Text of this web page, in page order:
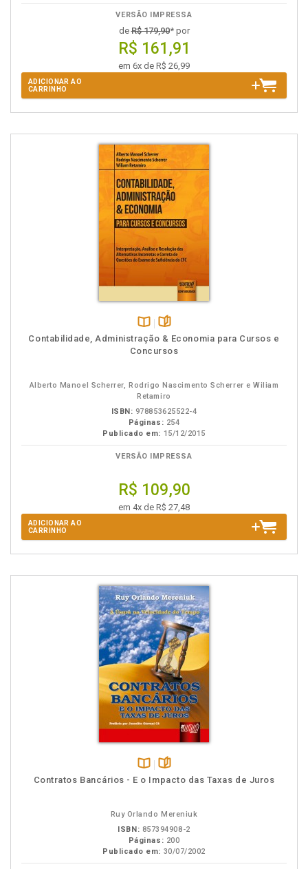
VERSÃO IMPRESSA
deR$ 179,90* por
R$ 161,91
em 6x de R$ 26,99
ADICIONAR AO
CARRINHO
Disponível
na
páginas
Contabilidade, Administração & Economia para Cursos e
Concursos
Alberto Manoel Scherrer, Rodrigo Nascimento Scherrer e Wiliam
Retamiro
ISBN: 978853625522-4
Páginas: 254
Publicado em: 15/12/2015
VERSÃO IMPRESSA
R$ 109,90
em 4x de R$ 27,48
ADICIONAR AO
CARRINHO
Disponível
páginas
Contratos Bancários - E o Impacto das Taxas de Juros
Ruy Orlando Mereniuk
ISBN: 857394908-2
Páginas: 200
Publicado em: 30/07/2002